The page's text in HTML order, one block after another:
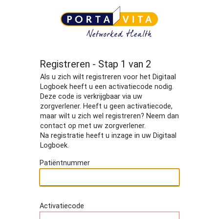
Registreren - Stap 1 van 2
Als u zich wilt registreren voor het Digitaal
Logboek heeft u een activatiecode nodig.
Deze code is verkrijgbaar via uw
zorgverlener. Heeft u geen activatiecode,
maar wilt u zich wel registreren? Neem dan
contact op met uw zorgverlener.
Na registratie heeft u inzage in uw Digitaal
Logboek.
Patiëntnummer
Activatiecode